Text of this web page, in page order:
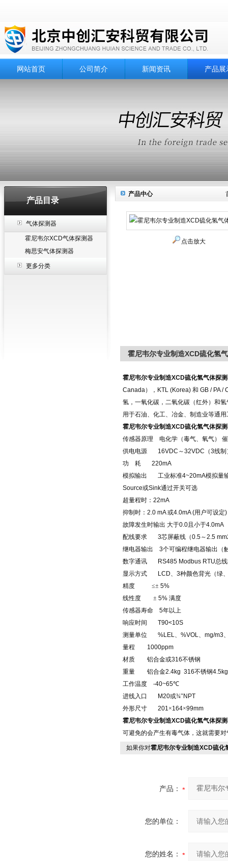
网站首页 公司简介 新闻资讯 产品展
产品目录
气体探测器
霍尼韦尔XCD气体探测器
梅思安气体探测器
更多分类
产品中心
点击放大
霍尼韦尔专业制造XCD硫化氢
霍尼韦尔专业制造XCD硫化氢气体探
Canada）， KTL (Korea) 和 GB / PA /
氢，一氧化碳，二氧化碳（红外）和氢
用于石油、化工、冶金、制造业等通
霍尼韦尔专业制造XCD硫化氢气体探
传感器原理
电化学（毒气、氧气）
供电电源 16VDC ～32VDC （3线制
功
耗 220mA
模拟输出
工业标准4~20mA模拟量
Source或Sink通过开关可选
超量程时： 22mA
抑制时： 2.0 mA或4.0mA (用户可设定)
故障发生时输出 大于0.0 且小于4.0mA
配线要求 3芯屏蔽线（0.5～2.5
继电器输出 3个可编程继电器输出（
数字通讯 RS485 Modbus RTU总
显示方式 LCD、 3种颜色背光（绿
精度
≤± 5%
线性度
± 5% 满度
传感器寿命 5年以上
响应时间 T90<10S
测量单位 %LEL、 %VOL、 mg/m3
量程 1000ppm
材质
铝合金或316不锈钢
重量
铝合金2.4kg 316不锈钢4.5kg
工作温度 -40~65℃
进线入口
M20或¾″NPT
外形尺寸 201×164×99mm
霍尼韦尔专业制造XCD硫化氢气体探
可避免的会产生有毒气体，这就需要
如果你对霍尼韦尔专业制造XCD硫化
产品：
您的单位：
您的姓名：